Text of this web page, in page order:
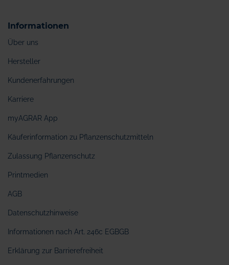
Informationen
Über uns
Hersteller
Kundenerfahrungen
Karriere
myAGRAR App
Käuferinformation zu Pflanzenschutzmitteln
Zulassung Pflanzenschutz
Printmedien
AGB
Datenschutzhinweise
Informationen nach Art. 246c EGBGB
Erklärung zur Barrierefreiheit